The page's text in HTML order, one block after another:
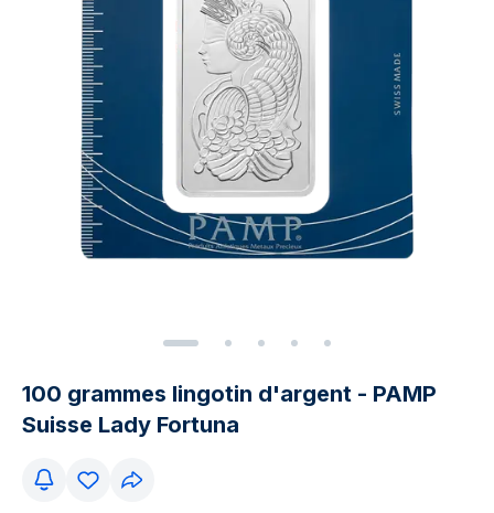
100 grammes lingotin d'argent - PAMP
Suisse Lady Fortuna